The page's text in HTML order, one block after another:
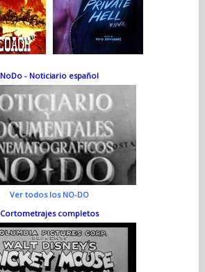
NoDo - Noticiario español
Ver todos los NO-DO
Cortometrajes completos